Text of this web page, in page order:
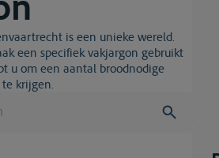
is een unieke wereld.
een specifiek vakjargon gebruikt
u om een aantal broodnodige
krijgen.